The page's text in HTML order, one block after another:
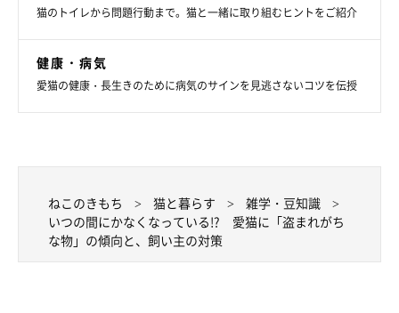
ねこのきもち投稿写真ギャラリー
愛いので、退かすのは諦めました」
「私の布団です。寝る時間になるとベッドの真ん中で寝て
いるので、人間は端に寝かせていただいております」
猫のトイレから問題行動まで。猫と一緒に取り組むヒントをご紹介
健康・病気
愛猫の健康・長生きのために病気のサインを見逃さないコツを伝授
ねこのきもち 猫と暮らす
雑学・豆知識
いつの間にかなくなっている!? 愛猫に「盗まれがち
な物」の傾向と、飼い主の対策